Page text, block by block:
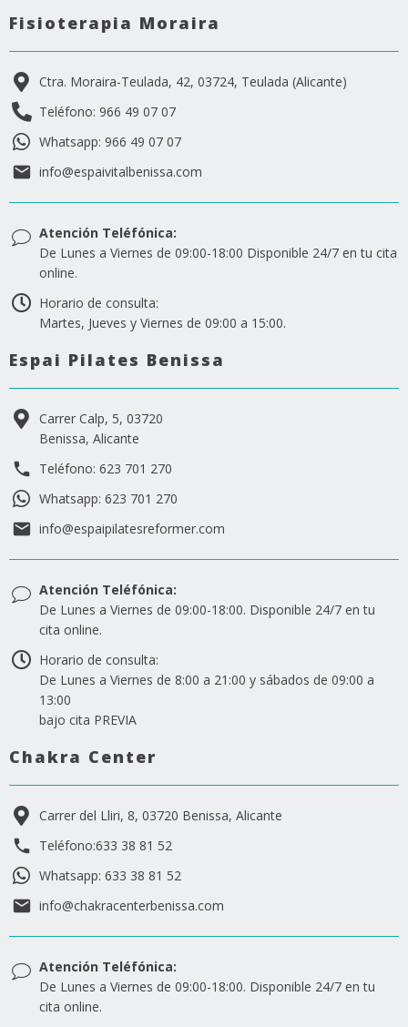
Fisioterapia Moraira
Ctra. Moraira-Teulada, 42, 03724, Teulada (Alicante)
Teléfono: 966 49 07 07
Whatsapp: 966 49 07 07
info@espaivitalbenissa.com
Atención Teléfónica:
De Lunes a Viernes de 09:00-18:00 Disponible 24/7 en tu cita
online.
Horario de consulta:
Martes, Jueves y Viernes de 09:00 a 15:00.
Espai Pilates Benissa
Carrer Calp, 5, 03720
Benissa, Alicante
Teléfono: 623 701 270
Whatsapp: 623 701 270
info@espaipilatesreformer.com
Atención Teléfónica:
De Lunes a Viernes de 09:00-18:00. Disponible 24/7 en tu
cita online.
Horario de consulta:
De Lunes a Viernes de 8:00 a 21:00 y sábados de 09:00 a
13:00
bajo cita PREVIA
Chakra Center
Carrer del Lliri, 8, 03720 Benissa, Alicante
Teléfono:633 38 81 52
Whatsapp: 633 38 81 52
info@chakracenterbenissa.com
Atención Teléfónica:
De Lunes a Viernes de 09:00-18:00. Disponible 24/7 en tu
cita online.